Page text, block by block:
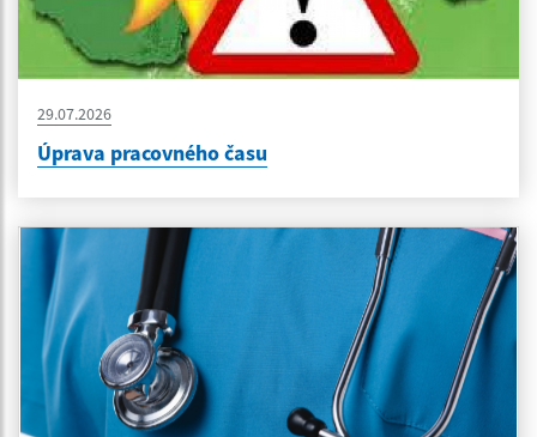
29.07.2026
Úprava pracovného času